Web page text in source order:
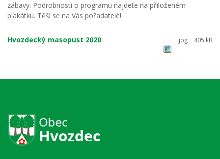
zábavy. Podrobnosti o programu najdete na přiloženém
plakátku. Těší se na Vás pořadatelé!
Hvozdecký masopust 2020 jpg 405 kB